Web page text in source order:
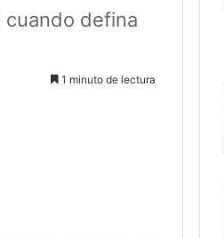
cuando defina
1 minuto de lectura